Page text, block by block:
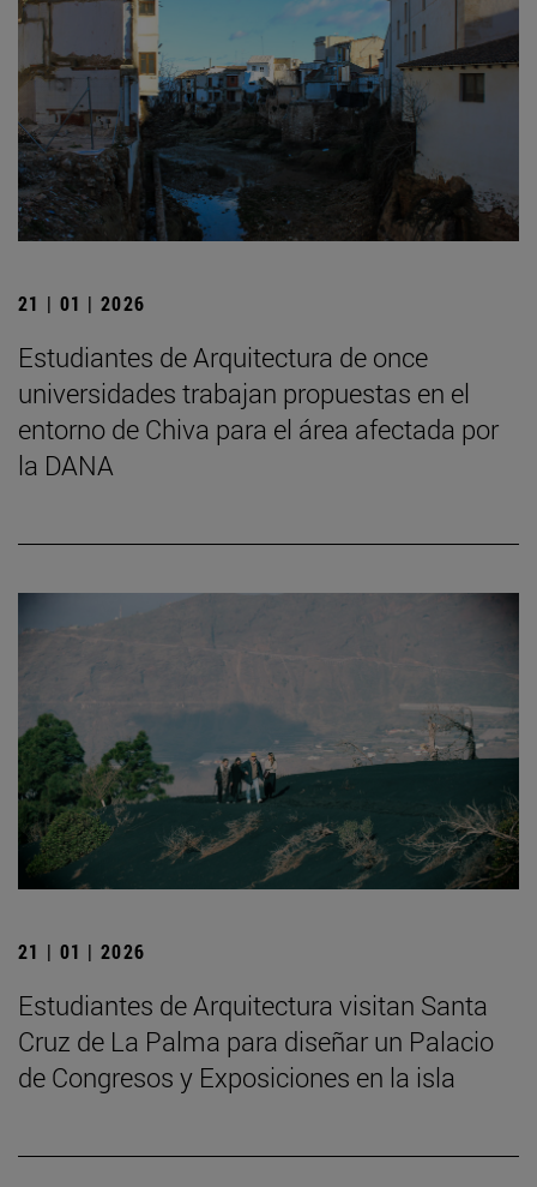
21 | 01 | 2026
Estudiantes de Arquitectura de once
universidades trabajan propuestas en el
entorno de Chiva para el área afectada por
la DANA
21 | 01 | 2026
Estudiantes de Arquitectura visitan Santa
Cruz de La Palma para diseñar un Palacio
de Congresos y Exposiciones en la isla